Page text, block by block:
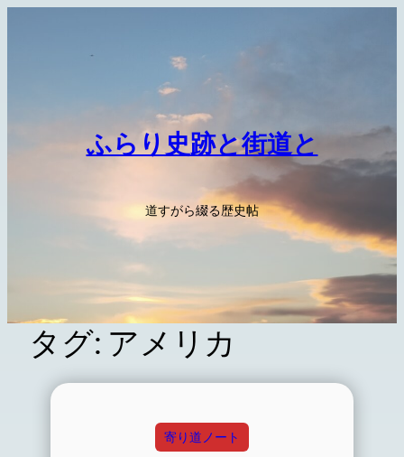
ふらり史跡と街道と
道すがら綴る歴史帖
タグ: アメリカ
寄り道ノート